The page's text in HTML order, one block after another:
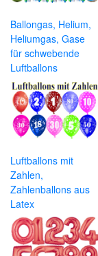
Ballongas, Helium,
Heliumgas, Gase
für schwebende
Luftballons
Luftballons mit
Zahlen,
Zahlenballons aus
Latex